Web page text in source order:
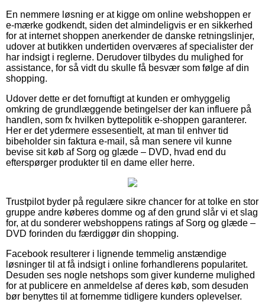
En nemmere løsning er at kigge om online webshoppen er
e-mærke godkendt, siden det almindeligvis er en sikkerhed
for at internet shoppen anerkender de danske retningslinjer,
udover at butikken undertiden overværes af specialister der
har indsigt i reglerne. Derudover tilbydes du mulighed for
assistance, for så vidt du skulle få besvær som følge af din
shopping.
Udover dette er det fornuftigt at kunden er omhyggelig
omkring de grundlæggende betingelser der kan influere på
handlen, som fx hvilken byttepolitik e-shoppen garanterer.
Her er det ydermere essesentielt, at man til enhver tid
bibeholder sin faktura e-mail, så man senere vil kunne
bevise sit køb af Sorg og glæde – DVD, hvad end du
efterspørger produkter til en dame eller herre.
Trustpilot byder på regulære sikre chancer for at tolke en stor
gruppe andre køberes domme og af den grund slår vi et slag
for, at du sonderer webshoppens ratings af Sorg og glæde –
DVD forinden du færdiggør din shopping.
Facebook resulterer i lignende temmelig anstændige
løsninger til at få indsigt i online forhandlerens popularitet.
Desuden ses nogle netshops som giver kunderne mulighed
for at publicere en anmeldelse af deres køb, som desuden
bør benyttes til at fornemme tidligere kunders oplevelser.